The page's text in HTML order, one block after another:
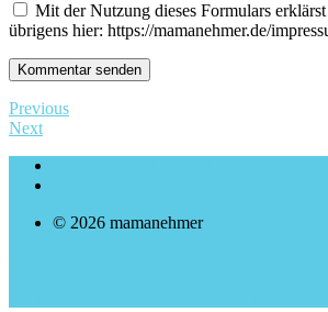
Mit der Nutzung dieses Formulars
übrigens hier: https://mamanehmer.de/
Previous
Next
© 2026 mamanehmer